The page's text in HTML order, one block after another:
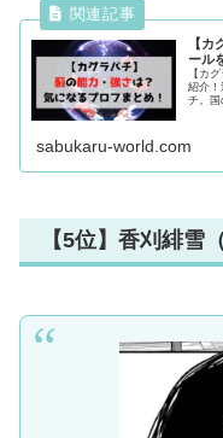
【
ール
【カ
紹介！
チ。国
sabukaru-world.com
【5位】香刈緋雪